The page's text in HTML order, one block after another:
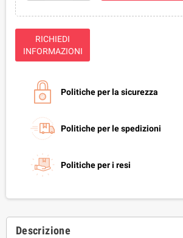
RICHIEDI
INFORMAZIONI
Politiche per la sicurezza
Politiche per le spedizioni
Politiche per i resi
Descrizione